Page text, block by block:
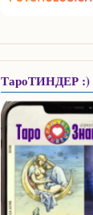
ТароТИНДЕР :)